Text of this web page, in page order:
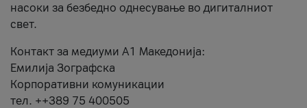
насоки за безбедно однесување во дигиталниот
свет.
Контакт за медиуми А1 Македонија:
Емилија Зографска
Корпоративни комуникации
тел. ++389 75 400505